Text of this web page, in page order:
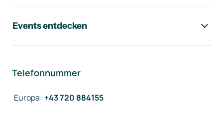
Events entdecken
Telefonnummer
Europa: +43 720 884155